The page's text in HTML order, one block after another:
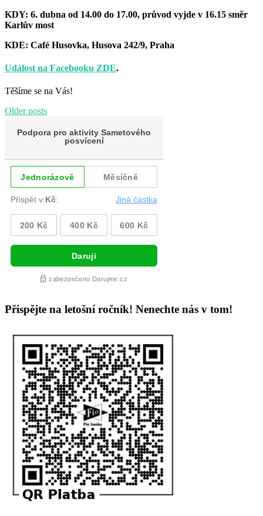
KDY: 6. dubna od 14.00 do 17.00, průvod vyjde v 16.15 směr
Karlův most
KDE: Café Husovka, Husova 242/9, Praha
Událost na Facebooku ZDE.
Těšíme se na Vás!
Olderposts
Přispějte na letošní ročník! Nenechte nás v tom!